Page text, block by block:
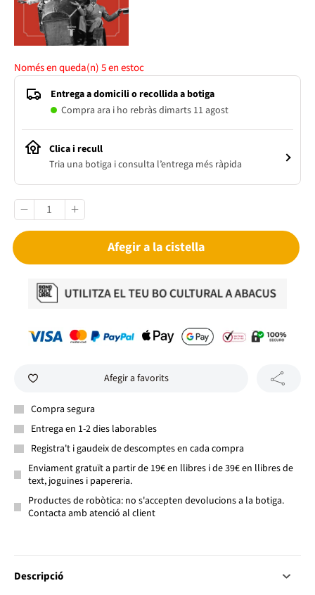
Només en queda(n)5en estoc
Entrega a domicili o recollida a botiga
Compra ara i ho rebràs dimarts 11 agost
Clica i recull
Tria una botiga i consulta l’entrega més ràpida
Afegir a la cistella
Afegir a favorits
Compra segura
Entrega en 1-2 dies laborables
Registra't i gaudeix de descomptes en cada compra
Enviament gratuït a partir de 19€ en llibres i de 39€ en llibres de
text, joguines i papereria.
Productes de robòtica: no s'accepten devolucions a la botiga.
Contacta amb atenció al client
Descripció